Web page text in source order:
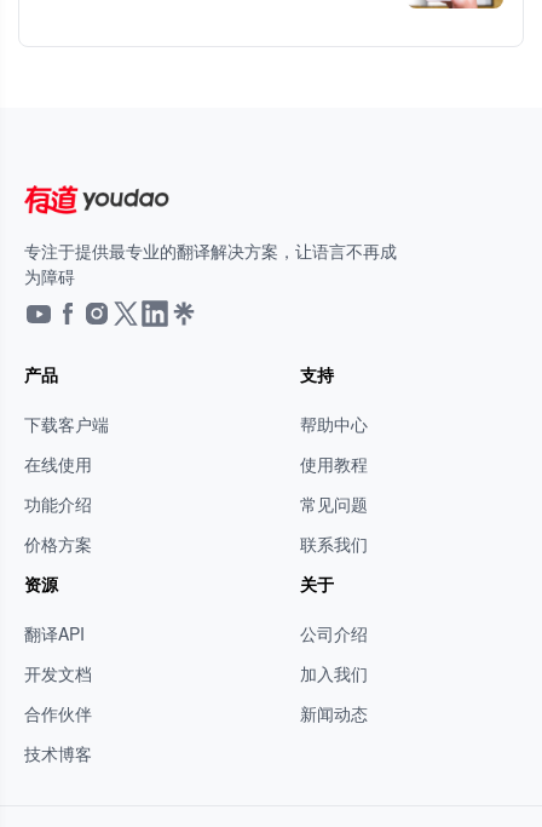
专注于提供最专业的翻译解决方案，让语言不再成
为障碍
产品
下载客户端
在线使用
功能介绍
价格方案
支持
帮助中心
使用教程
常见问题
联系我们
资源
翻译API
开发文档
合作伙伴
技术博客
关于
公司介绍
加入我们
新闻动态